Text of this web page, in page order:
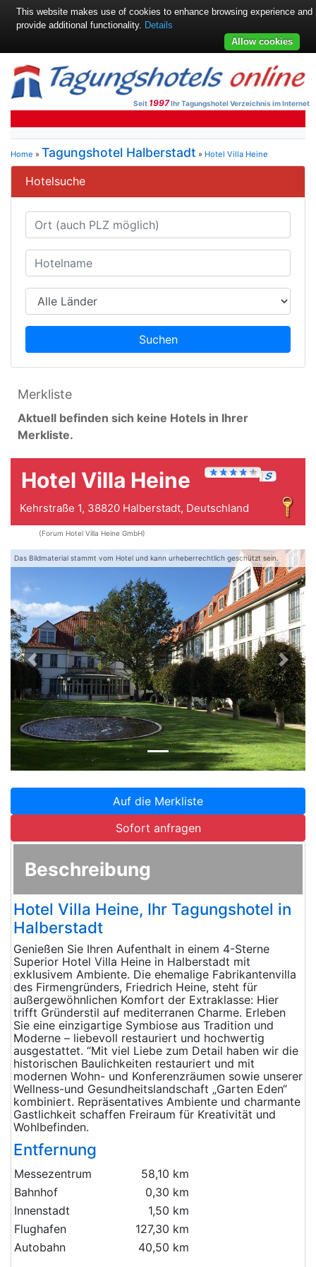
Seit 1997Ihr Tagungshotel Verzeichnis im Internet
Home » Tagungshotel Halberstadt » Hotel Villa Heine
Hotelsuche
Suchen
Merkliste
Aktuell befinden sich keine Hotels in Ihrer
Merkliste.
Hotel Villa Heine
Kehrstraße 1, 38820 Halberstadt, Deutschland
(Forum Hotel Villa Heine GmbH)
Das Bildmaterial stammt vom Hotel und kann urheberrechtlich geschützt sein.
Zurück
Auf die Merkliste
Sofort anfragen
Beschreibung
Hotel Villa Heine, Ihr Tagungshotel in
Halberstadt
Genießen Sie Ihren Aufenthalt in einem 4-Sterne
Superior Hotel Villa Heine in Halberstadt mit
exklusivem Ambiente. Die ehemalige Fabrikantenvilla
des Firmengründers, Friedrich Heine, steht für
außergewöhnlichen Komfort der Extraklasse: Hier
trifft Gründerstil auf mediterranen Charme. Erleben
Sie eine einzigartige Symbiose aus Tradition und
Moderne – liebevoll restauriert und hochwertig
ausgestattet. “Mit viel Liebe zum Detail haben wir die
historischen Baulichkeiten restauriert und mit
modernen Wohn- und Konferenzräumen sowie unserer
Wellness-und Gesundheitslandschaft „Garten Eden“
kombiniert. Repräsentatives Ambiente und charmante
Gastlichkeit schaffen Freiraum für Kreativität und
Wohlbefinden.
Entfernung
Messezentrum
58,10 km
Bahnhof
0,30 km
Innenstadt
1,50 km
Flughafen
127,30 km
Autobahn
40,50 km
This website makes use of cookies to enhance browsing experience and
provide additional functionality. Details
Allow cookies